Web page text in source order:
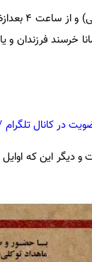
در این مراسم که در
خرسند فرزندان
در کانال تلگرام